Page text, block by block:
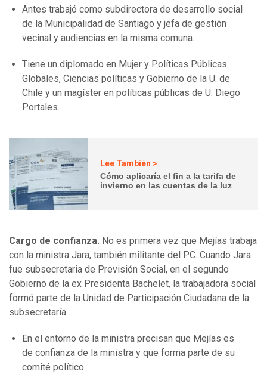
Antes trabajó como subdirectora de desarrollo social
de la Municipalidad de Santiago y jefa de gestión
vecinal y audiencias en la misma comuna.
Tiene un diplomado en Mujer y Políticas Públicas
Globales, Ciencias políticas y Gobierno de la U. de
Chile y un magíster en políticas públicas de U. Diego
Portales.
Lee También >
Cómo aplicaría el fin a la tarifa de
invierno en las cuentas de la luz
Cargo de confianza. No es primera vez que Mejías trabaja
con la ministra Jara, también militante del PC. Cuando Jara
fue subsecretaria de Previsión Social, en el segundo
Gobierno de la ex Presidenta Bachelet, la trabajadora social
formó parte de la Unidad de Participación Ciudadana de la
subsecretaría.
En el entorno de la ministra precisan que Mejías es
de confianza de la ministra y que forma parte de su
comité político.